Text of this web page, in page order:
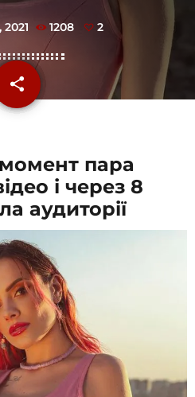
1208 2
share
email
пара
і через 8
аудиторії